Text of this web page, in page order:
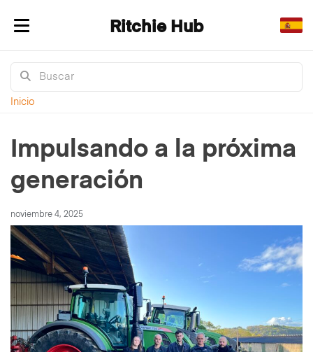
Alternar navegaciónRitchie Hub
Inicio
Impulsando a la próxima
generación
noviembre 4, 2025